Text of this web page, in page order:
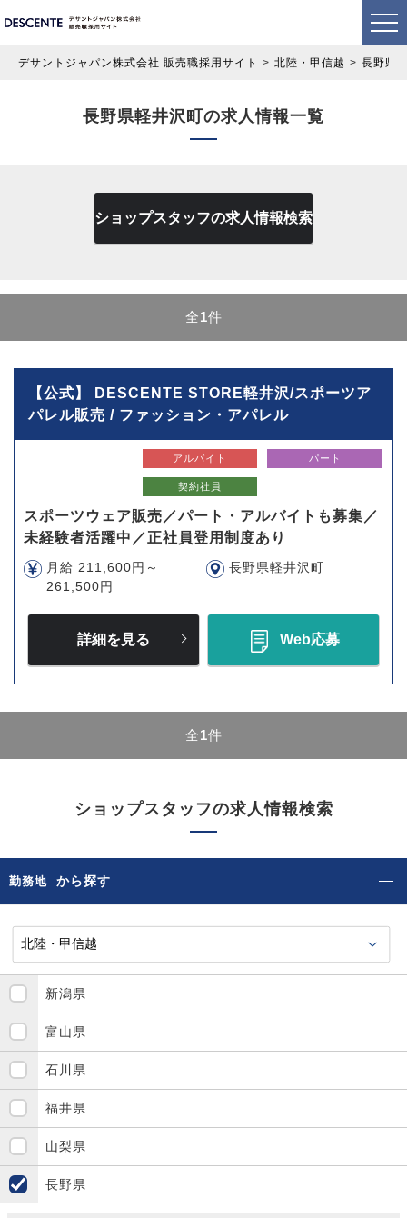
デサントジャパン株式会社 販売職採用サイト 北陸・甲信越 長野県
長野県軽井沢町の求人情報一覧
ショップスタッフの求人情報検索
全1件
【公式】 DESCENTE STORE軽井沢/スポーツア
パレル販売 / ファッション・アパレル
アルバイト パート
契約社員
スポーツウェア販売／パート・アルバイトも募集／
未経験者活躍中／正社員登用制度あり
月給 211,600円～
261,500円
長野県軽井沢町
詳細を見る Web応募
全1件
ショップスタッフの求人情報検索
勤務地 から探す
新潟県
富山県
石川県
福井県
山梨県
長野県